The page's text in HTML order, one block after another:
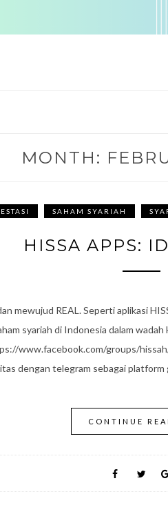
MONTH:
SAHAM SYARIAH
HISSA APPS:
mewujud REAL. Seperti aplikasi
syariah di Indonesia dalam
www.facebook.com/groups/
dengan telegram sebagai platform
CONTINUE